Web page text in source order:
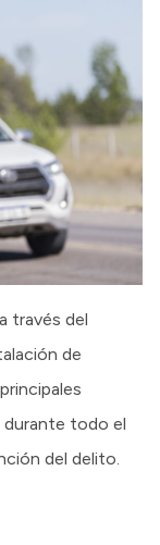
través del
de
durante todo el
del delito.